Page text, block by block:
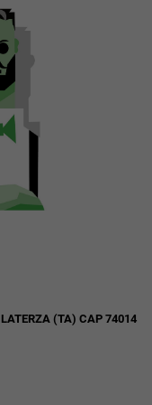
LATERZA (TA) CAP 74014